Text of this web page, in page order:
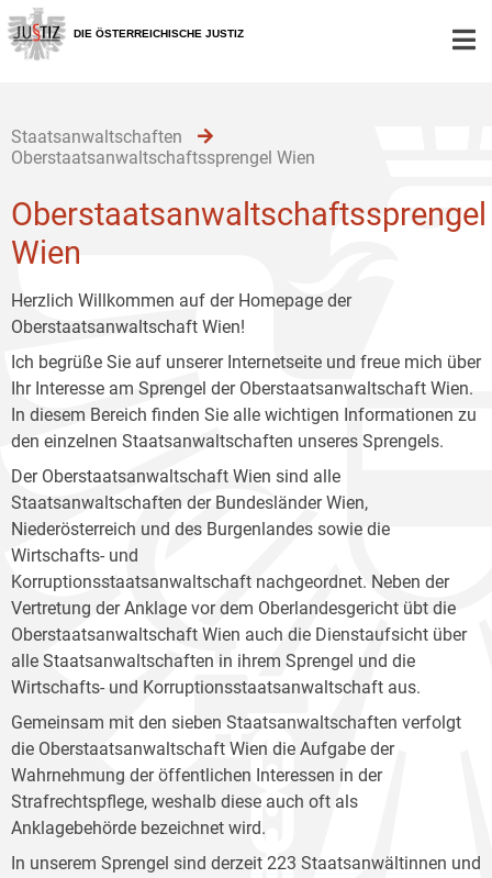
Zur
Hauptnavigation
[1]
Zum
Inhalt
[2]
Zum
Untermenü
[3]
DIE ÖSTERREICHISCHE JUSTIZ
Staatsanwaltschaften
Oberstaatsanwaltschaftssprengel Wien
Oberstaatsanwaltschaftssprengel
Wien
Herzlich Willkommen auf der Homepage der
Oberstaatsanwaltschaft Wien!
Ich begrüße Sie auf unserer Internetseite und freue mich über
Ihr Interesse am Sprengel der Oberstaatsanwaltschaft Wien.
In diesem Bereich finden Sie alle wichtigen Informationen zu
den einzelnen Staatsanwaltschaften unseres Sprengels.
Der Oberstaatsanwaltschaft Wien sind alle
Staatsanwaltschaften der Bundesländer Wien,
Niederösterreich und des Burgenlandes sowie die
Wirtschafts- und
Korruptionsstaatsanwaltschaft nachgeordnet. Neben der
Vertretung der Anklage vor dem Oberlandesgericht übt die
Oberstaatsanwaltschaft Wien auch die Dienstaufsicht über
alle Staatsanwaltschaften in ihrem Sprengel und die
Wirtschafts- und Korruptionsstaatsanwaltschaft aus.
Gemeinsam mit den sieben Staatsanwaltschaften verfolgt
die Oberstaatsanwaltschaft Wien die Aufgabe der
Wahrnehmung der öffentlichen Interessen in der
Strafrechtspflege, weshalb diese auch oft als
Anklagebehörde bezeichnet wird.
In unserem Sprengel sind derzeit 223 Staatsanwältinnen und